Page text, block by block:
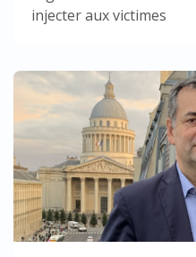
injecter aux victimes